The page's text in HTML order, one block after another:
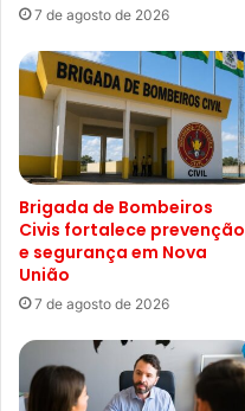
7 de agosto de 2026
Brigada de Bombeiros
Civis fortalece prevenção
e segurança em Nova
União
7 de agosto de 2026